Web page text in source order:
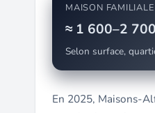
MAISON FAMILIALE
≈ 1 600–2
Selon surface,
En 2025, Maisons-